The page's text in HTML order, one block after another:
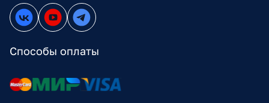
Способы оплаты